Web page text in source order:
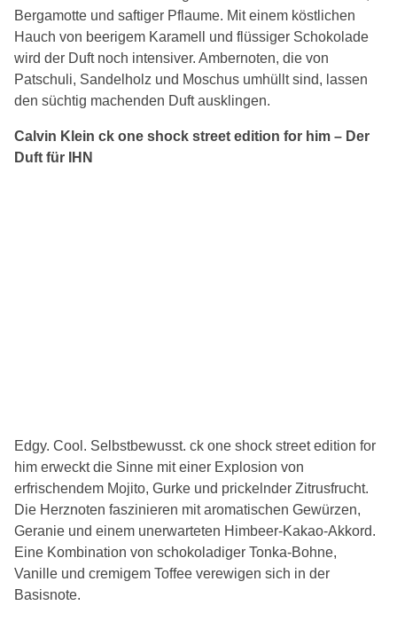
Bergamotte und saftiger Pflaume. Mit einem köstlichen
Hauch von beerigem Karamell und flüssiger Schokolade
wird der Duft noch intensiver. Ambernoten, die von
Patschuli, Sandelholz und Moschus umhüllt sind, lassen
den süchtig machenden Duft ausklingen.
Calvin Klein ck one shock street edition for him – Der
Duft für IHN
Edgy. Cool. Selbstbewusst. ck one shock street edition for
him erweckt die Sinne mit einer Explosion von
erfrischendem Mojito, Gurke und prickelnder Zitrusfrucht.
Die Herznoten faszinieren mit aromatischen Gewürzen,
Geranie und einem unerwarteten Himbeer-Kakao-Akkord.
Eine Kombination von schokoladiger Tonka-Bohne,
Vanille und cremigem Toffee verewigen sich in der
Basisnote.